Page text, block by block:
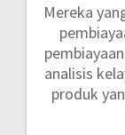
Mereka
analisis
produk